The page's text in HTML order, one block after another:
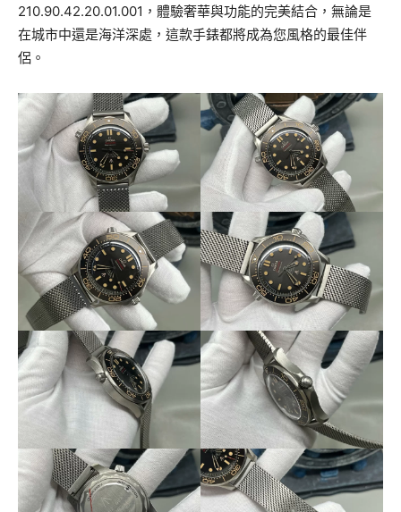
210.90.42.20.01.001，體驗奢華與功能的完美結合，無論是
在城市中還是海洋深處，這款手錶都將成為您風格的最佳伴
侶。